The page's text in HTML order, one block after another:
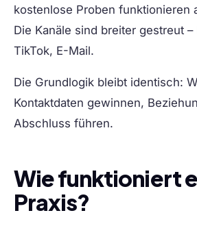
kostenlose Proben funktionieren
Die Kanäle sind breiter gestreut –
TikTok, E-Mail.
Die Grundlogik bleibt identisch:
Kontaktdaten gewinnen,
Abschluss führen.
Wie funktioniert
Praxis?